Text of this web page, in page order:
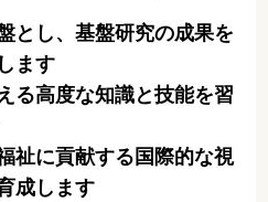
とし、基盤研究の成果を
ます
る高度な知識と技能を習
祉に貢献する国際的な視
成します